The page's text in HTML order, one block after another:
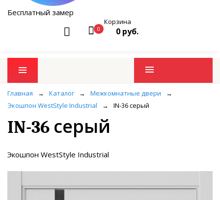
Бесплатный замер
0
Корзина
0 руб.
Промо товары
Главная → Каталог → Межкомнатные двери
→
Экошпон WestStyle Industrial
→ IN-36 серый
IN-36 серый
Экошпон WestStyle Industrial